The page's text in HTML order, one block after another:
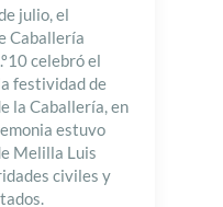
julio, el
Caballería
celebró el
festividad de
la Caballería, en
estuvo
Melilla Luis
civiles y